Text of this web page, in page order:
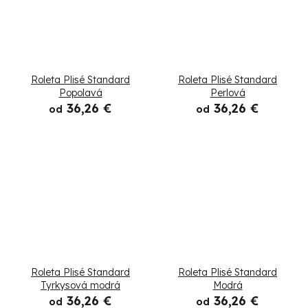
Roleta Plisé Standard
Popolavá
od 36,26 €
Roleta Plisé Standard
Perlová
od 36,26 €
Roleta Plisé Standard
Tyrkysová modrá
od 36,26 €
Roleta Plisé Standard
Modrá
od 36,26 €